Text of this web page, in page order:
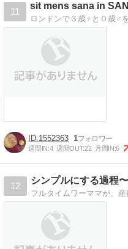
11
sit mens sana in
1552363 1
週間IN:4 週間OUT:22 月間IN:6
12
シンプルにする過程